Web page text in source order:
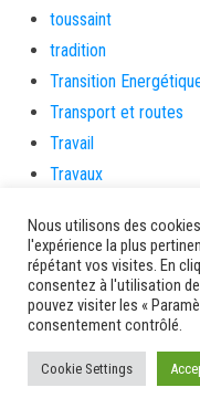
toussaint
tradition
Transition
Transport et routes
Travail
Travaux
travaux utiles
TSUNAMI
TZCLD
uncategorized
Venir en Martinique
Video
Nous utilisons des
l'expérience la plus
répétant vos visites. En
consentez à l'utilisation
pouvez visiter les «
consentement contrôlé.
Cookie Settings